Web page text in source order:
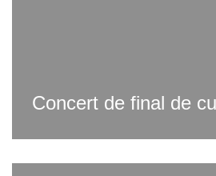
Concert de final de